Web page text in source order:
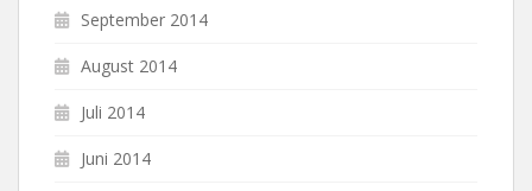
September 2014
August 2014
Juli 2014
Juni 2014